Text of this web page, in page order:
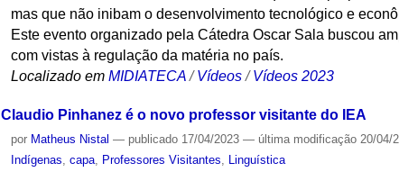
mas que não inibam o desenvolvimento tecnológico e
Este evento organizado pela Cátedra Oscar Sala buscou
com vistas à regulação da matéria no país.
Localizado em MIDIATECA /Vídeos /Vídeos 2023
Claudio Pinhanez é o novo professor visitante do IEA
por Matheus Nistal — publicado 17/04/2023— última modificação 20/04/
Indígenas ,capa Professores Visitantes Linguística